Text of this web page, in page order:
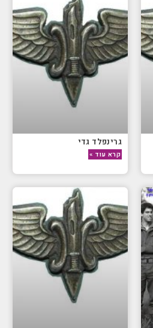
גרינפלד גדי
קרא עוד »